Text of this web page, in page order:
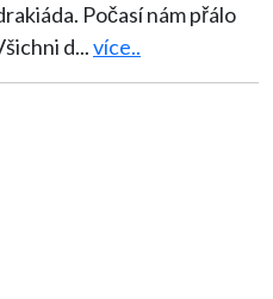
Počasí nám přálo
d...více..